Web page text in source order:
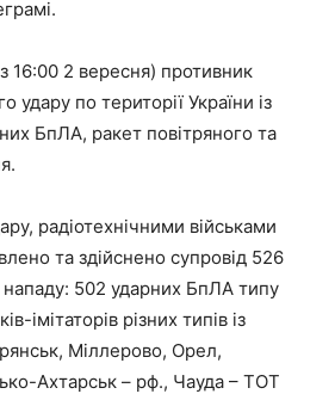
16:00 2 вересня) противник
удару по території України із
БпЛА, ракет повітряного та
радіотехнічними військами
та здійснено супровід 526
нападу: 502 ударних БпЛА типу
імітаторів різних типів із
Міллерово, Орел,
Ахтарськ – рф., Чауда – ТОТ